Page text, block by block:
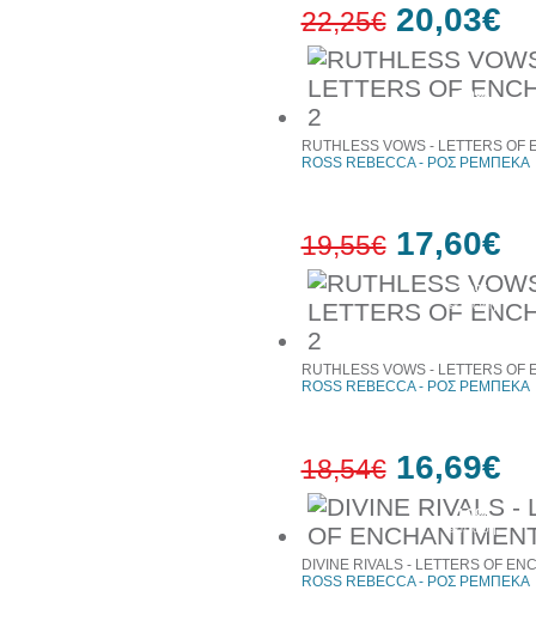
10%
22,25€ 20,03€
10%
έκπτωση
RUTHLESS VOWS - LETTERS OF
ROSS REBECCA - ΡΟΣ ΡΕΜΠΕΚΑ
19,55€ 17,60€
10%
έκπτωση
RUTHLESS VOWS - LETTERS OF
ROSS REBECCA - ΡΟΣ ΡΕΜΠΕΚΑ
18,54€ 16,69€
DIVINE RIVALS - LETTERS OF
ROSS REBECCA - ΡΟΣ ΡΕΜΠΕΚΑ